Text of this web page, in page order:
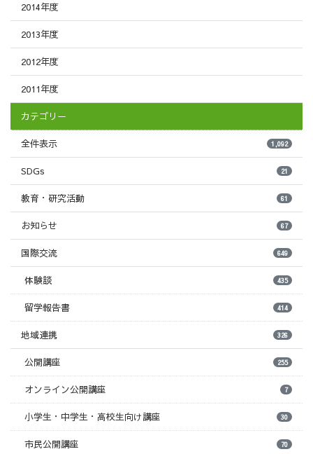
2014年度
2013年度
2012年度
2011年度
カテゴリー
全件表示 1,092
SDGs 21
教育・研究活動 61
お知らせ 67
国際交流 649
体験談 435
留学報告書 414
地域連携 326
公開講座 255
オンライン公開講座 7
小学生・中学生・高校生向け講座 30
市民公開講座 70